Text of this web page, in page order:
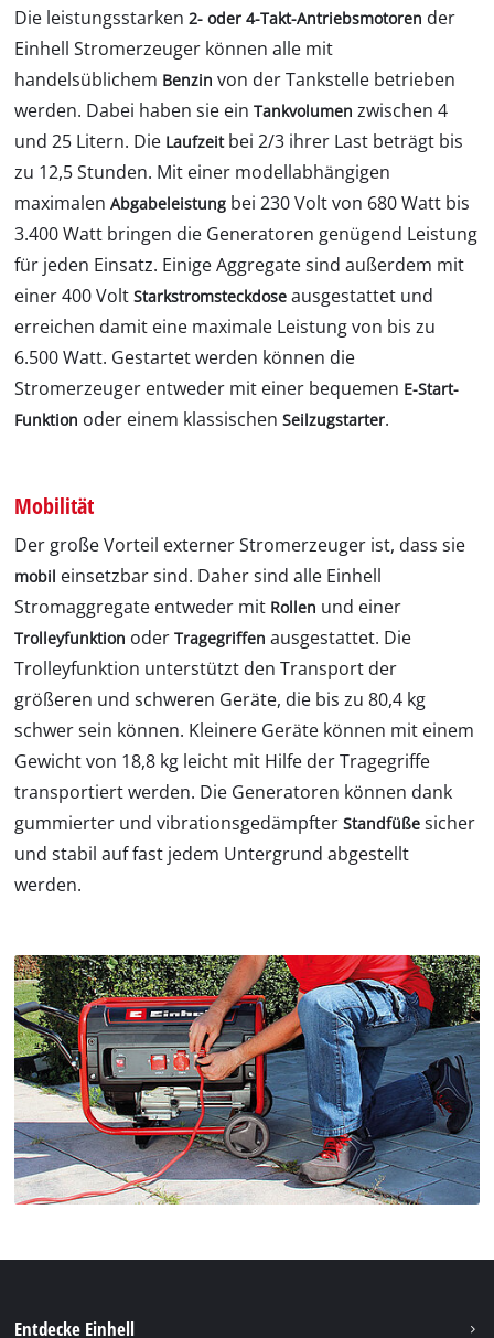
Die leistungsstarken2- oder 4-Takt-Antriebsmotoren der
Einhell Stromerzeuger können alle mit
handelsüblichem Benzinvon der Tankstelle betrieben
werden. Dabei haben sie einTankvolumen zwischen 4
und 25 Litern. Die Laufzeit bei 2/3 ihrer Last beträgt bis
zu 12,5 Stunden. Mit einer modellabhängigen
maximalenAbgabeleistung bei 230 Volt von 680 Watt bis
3.400 Watt bringen die Generatoren genügend Leistung
für jeden Einsatz. Einige Aggregate sind außerdem mit
einer 400 VoltStarkstromsteckdoseausgestattet und
erreichen damit eine maximale Leistung von bis zu
6.500 Watt. Gestartet werden können die
Stromerzeuger entweder mit einer bequemen E-Start-
Funktion oder einem klassischenSeilzugstarter.
Mobilität
Der große Vorteil externer Stromerzeuger ist, dass sie
mobil einsetzbar sind. Daher sind alle Einhell
Stromaggregate entweder mit Rollen und einer
Trolleyfunktion oderTragegriffenausgestattet. Die
Trolleyfunktion unterstützt den Transport der
größeren und schweren Geräte, die bis zu 80,4 kg
schwer sein können. Kleinere Geräte können mit einem
Gewicht von 18,8 kg leicht mit Hilfe der Tragegriffe
transportiert werden. Die Generatoren können dank
gummierter und vibrationsgedämpfterStandfüßesicher
und stabil auf fast jedem Untergrund abgestellt
werden.
Entdecke Einhell